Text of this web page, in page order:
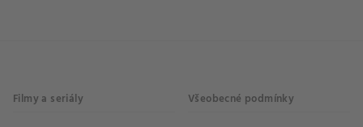
Filmy a seriály Všeobecné podmínky